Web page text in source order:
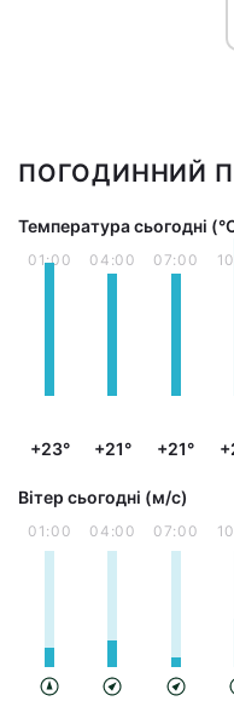
ПОГОДИННИЙ
Температура сьогодні
01:00
+23°
04:00
+21°
07:00
+21°
Вітер сьогодні (м/с)
01:00 04:00 07:00